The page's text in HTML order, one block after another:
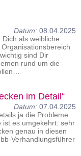
Datum: 08.04.2025
als weibliche
sind Dir
rund um die
im Detail“
Datum: 07.04.2025
ja die Probleme
ist es umgekehrt: sehr
genau in diesen
Verhandlungsführer